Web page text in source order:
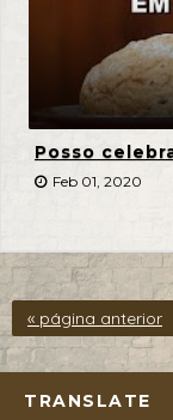
Posso
Feb 01, 2020
« página anterior
TRANSLATE